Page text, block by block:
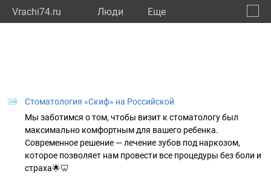
Vrachi74.ru Люди Eще
Стоматология «Скиф» на Российской
Мы заботимся о том, чтобы визит к стоматологу был
максимально комфортным для вашего ребенка.
Современное решение — лечение зубов под наркозом,
которое позволяет нам провести все процедуры без боли и
страха🌟🦷